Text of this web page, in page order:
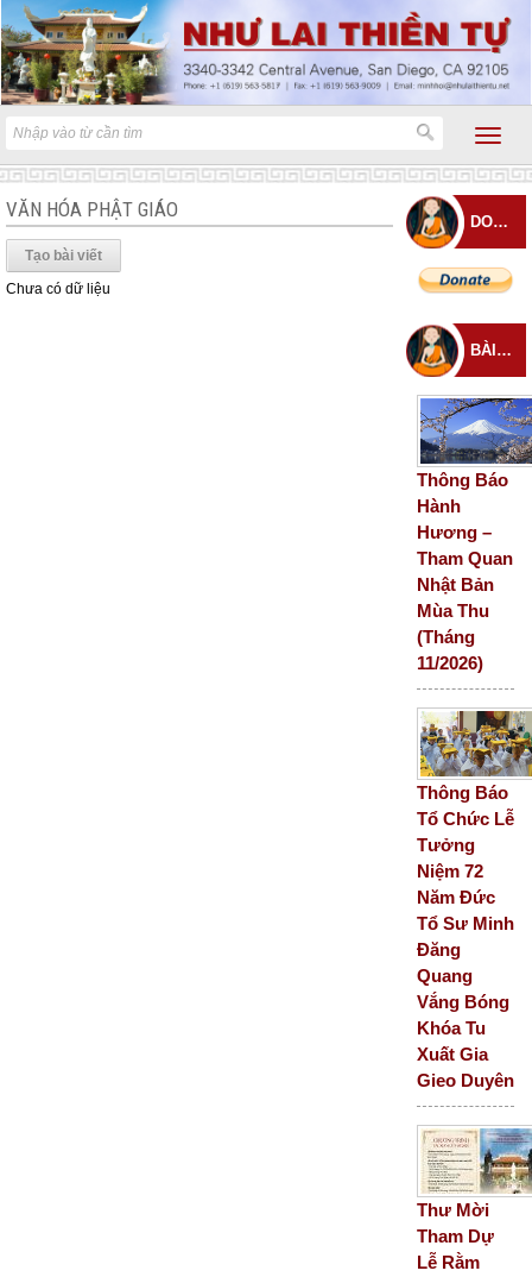
VĂN HÓA PHẬT GIÁO
Tạo bài viết
Chưa có dữ liệu
DONATE
BÀI ĐĂNG MỚI
Thông Báo
Hành
Hương –
Tham Quan
Nhật Bản
Mùa Thu
(Tháng
11/2026)
Thông Báo
Tổ Chức Lễ
Tưởng
Niệm 72
Năm Đức
Tổ Sư Minh
Đăng
Quang
Vắng Bóng
Khóa Tu
Xuất Gia
Gieo Duyên
Thư Mời
Tham Dự
Lễ Rằm